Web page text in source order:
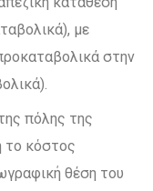
με
στην
πόλης της
το κόστος
θέση του